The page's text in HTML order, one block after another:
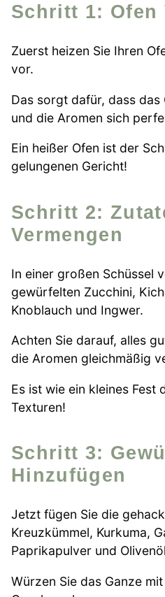
Schritt 1:
Zuerst heizen Sie Ihren
vor.
Das sorgt dafür, dass
und die Aromen sich
Ein heißer Ofen ist der
gelungenen Gericht!
Schritt 2: Zutaten
Vermengen
In einer großen Schüssel
gewürfelten Zucchini,
Knoblauch und Ingwer.
Achten Sie darauf, alles
die Aromen gleichmäßig
Es ist wie ein kleines Fest
Texturen!
Schritt 3: Gewürze Und Öl
Hinzufügen
Jetzt fügen Sie die
Kreuzkümmel, Kurkuma,
Paprikapulver und
Würzen Sie das Ganze